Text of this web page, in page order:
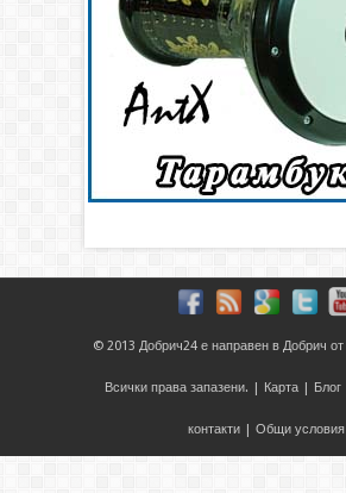
© 2013 Добрич24 е направен в Добрич от
Всички права запазени. | Карта | Блог
контакти | Общи условия